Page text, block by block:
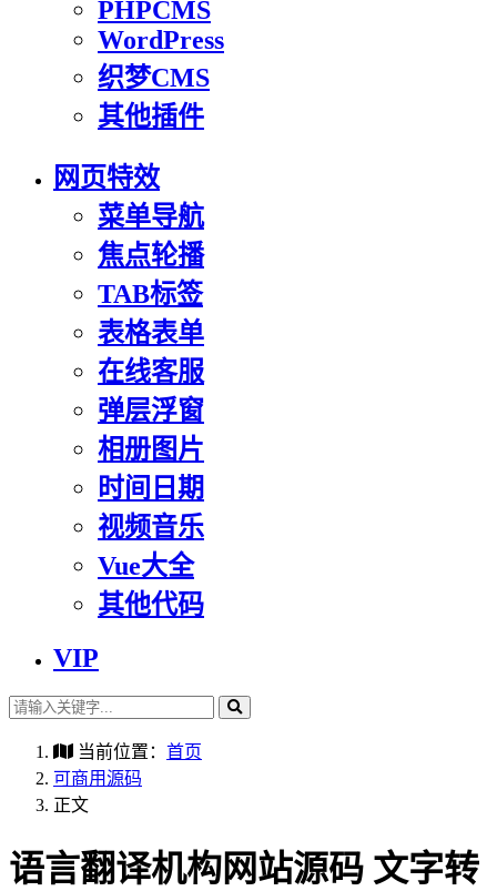
PHPCMS
WordPress
织梦CMS
其他插件
网页特效
菜单导航
焦点轮播
TAB标签
表格表单
在线客服
弹层浮窗
相册图片
时间日期
视频音乐
Vue大全
其他代码
VIP
当前位置： 首页
可商用源码
正文
语言翻译机构网站源码 文字转